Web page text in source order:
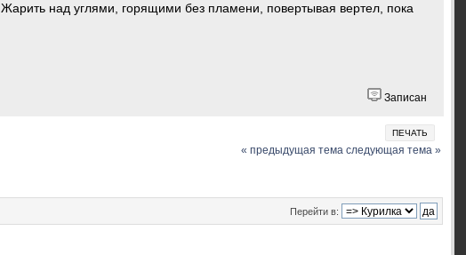
над углями, горящими без пламени, повертывая вертел, пока
Записан
ПЕЧАТЬ
« предыдущая тема следующая тема »
Перейти в: